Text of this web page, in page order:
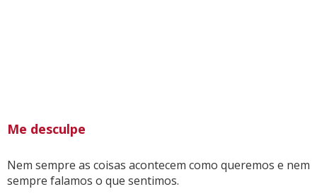
Me desculpe
Nem sempre as coisas acontecem como queremos e nem
sempre falamos o que sentimos.